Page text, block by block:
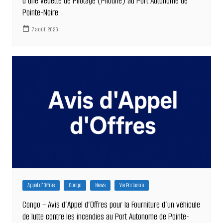
Pointe-Noire
7 août 2026
Appel d'Offres Congo News Vie Portuaire
Congo – Avis d’Appel d’Offres pour la Fourniture d’un véhicule
de lutte contre les incendies au Port Autonome de Pointe-